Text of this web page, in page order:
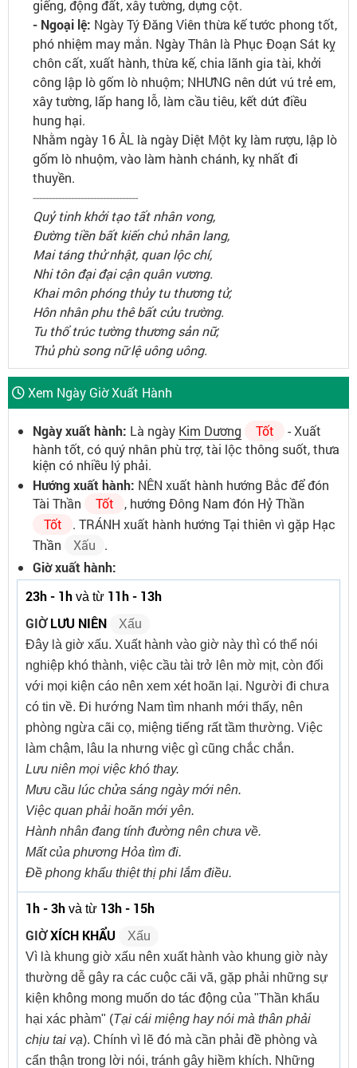
giếng, động đất, xây tường, dựng cột.
- Ngoại lệ: Ngày Tý Đăng Viên thừa kế tước phong tốt,
phó nhiệm may mắn. Ngày Thân là Phục Đoạn Sát kỵ
chôn cất, xuất hành, thừa kế, chia lãnh gia tài, khởi
công lập lò gốm lò nhuộm; NHƯNG nên dứt vú trẻ em,
xây tường, lấp hang lỗ, làm cầu tiêu, kết dứt điều
hung hại.
Nhằm ngày 16 ÂL là ngày Diệt Một kỵ làm rượu, lập lò
gốm lò nhuộm, vào làm hành chánh, kỵ nhất đi
thuyền.
---------------------------------
Quỷ tinh khởi tạo tất nhân vong,
Đường tiền bất kiến chủ nhân lang,
Mai táng thử nhật, quan lộc chí,
Nhi tôn đại đại cận quân vương.
Khai môn phóng thủy tu thương tử,
Hôn nhân phu thê bất cửu trường.
Tu thổ trúc tường thương sản nữ,
Thủ phù song nữ lệ uông uông.
Xem Ngày Giờ Xuất Hành
Ngày xuất hành: Là ngày Kim Dương Tốt
- Xuất
hành tốt, có quý nhân phù trợ, tài lộc thông suốt, thưa
kiện có nhiều lý phải.
Hướng xuất hành: NÊN xuất hành hướng Bắc để đón
Tài Thần
Tốt
, hướng Đông Nam đón Hỷ Thần
Tốt
. TRÁNH xuất hành hướng Tại thiên vì gặp Hạc
Thần
Xấu
.
Giờ xuất hành:
23h - 1h và từ 11h - 13h
GIỜLƯU NIÊN
Xấu
Đây là giờ xấu. Xuất hành vào giờ này thì có thể nói
nghiệp khó thành, việc cầu tài trở lên mờ mịt, còn đối
với mọi kiện cáo nên xem xét hoãn lại. Người đi chưa
có tin về. Đi hướng Nam tìm nhanh mới thấy, nên
phòng ngừa cãi cọ, miệng tiếng rất tầm thường. Việc
làm chậm, lâu la nhưng việc gì cũng chắc chắn.
Lưu niên mọi việc khó thay.
Mưu cầu lúc chửa sáng ngày mới nên.
Việc quan phải hoãn mới yên.
Hành nhân đang tính đường nên chưa về.
Mất của phương Hỏa tìm đi.
Đề phong khẩu thiệt thị phi lắm điều.
1h - 3h và từ 13h - 15h
GIỜXÍCH KHẨU
Xấu
Vì là khung giờ xấu nên xuất hành vào khung giờ này
thường dễ gây ra các cuộc cãi vã, gặp phải những sự
kiện không mong muốn do tác động của "Thần khẩu
hại xác phàm" (Tại cái miệng hay nói mà thân phải
chịu tai vạ). Chính vì lẽ đó mà cần phải đề phòng và
cẩn thận trong lời nói, tránh gây hiềm khích. Những